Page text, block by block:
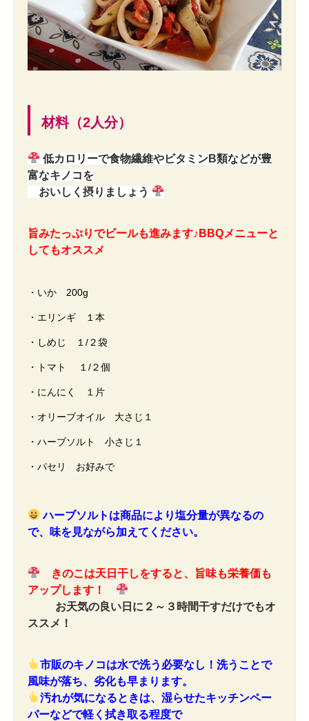
材料（2人分）
低カロリーで食物繊維やビタミンB類などが豊
富なキノコを
おいしく摂りましょう
旨みたっぷりでビールも進みます♪BBQメニューと
してもオススメ
・いか 200g
・エリンギ １本
・しめじ １/２袋
・トマト １/２個
・にんにく １片
・オリーブオイル 大さじ１
・ハーブソルト 小さじ１
・パセリ お好みで
ハーブソルトは商品により塩分量が異なるの
で、味を見ながら加えてください。
きのこは天日干しをすると、旨味も栄養価も
アップします！
お天気の良い日に２～３時間干すだけでもオ
ススメ！
市販のキノコは水で洗う必要なし！洗うことで
風味が落ち、劣化も早まります。
汚れが気になるときは、湿らせたキッチンペー
パーなどで軽く拭き取る程度で